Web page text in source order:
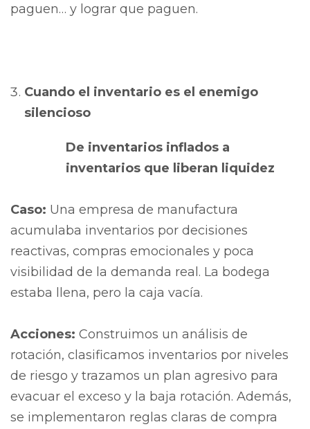
paguen… y lograr que paguen.
Cuando el inventario es el enemigo
silencioso
De inventarios inflados a
inventarios que liberan liquidez
Caso: Una empresa de manufactura
acumulaba inventarios por decisiones
reactivas, compras emocionales y poca
visibilidad de la demanda real. La bodega
estaba llena, pero la caja vacía.
Acciones: Construimos un análisis de
rotación, clasificamos inventarios por niveles
de riesgo y trazamos un plan agresivo para
evacuar el exceso y la baja rotación. Además,
se implementaron reglas claras de compra